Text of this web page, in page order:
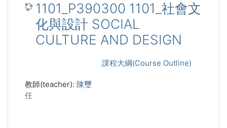
1101_P390300 1101_社會文
化與設計 SOCIAL
CULTURE AND DESIGN
課程大綱(Course Outline)
教師(teacher): 陳璽
任